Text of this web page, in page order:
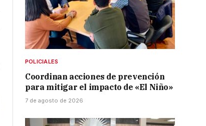
POLICIALES
Coordinan acciones de prevención
para mitigar el impacto de «El Niño»
7 de agosto de 2026